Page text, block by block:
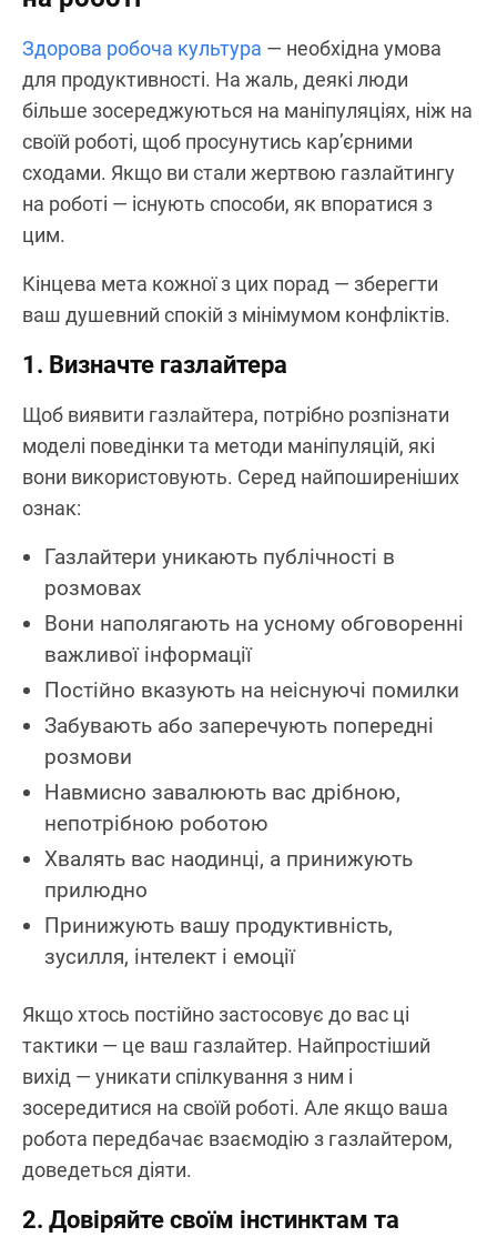
Здорова робоча культура — необхідна умова
для продуктивності. На жаль, деякі люди
більше зосереджуються на маніпуляціях, ніж на
своїй роботі, щоб просунутись кар’єрними
сходами. Якщо ви стали жертвою газлайтингу
на роботі — існують способи, як впоратися з
цим.
Кінцева мета кожної з цих порад — зберегти
ваш душевний спокій з мінімумом конфліктів.
1. Визначте газлайтера
Щоб виявити газлайтера, потрібно розпізнати
моделі поведінки та методи маніпуляцій, які
вони використовують. Серед найпоширеніших
ознак:
Газлайтери уникають публічності в
розмовах
Вони наполягають на усному обговоренні
важливої інформації
Постійно вказують на неіснуючі помилки
Забувають або заперечують попередні
розмови
Навмисно завалюють вас дрібною,
непотрібною роботою
Хвалять вас наодинці, а принижують
прилюдно
Принижують вашу продуктивність,
зусилля, інтелект і емоції
Якщо хтось постійно застосовує до вас ці
тактики — це ваш газлайтер. Найпростіший
вихід — уникати спілкування з ним і
зосередитися на своїй роботі. Але якщо ваша
робота передбачає взаємодію з газлайтером,
доведеться діяти.
2. Довіряйте своїм інстинктам та